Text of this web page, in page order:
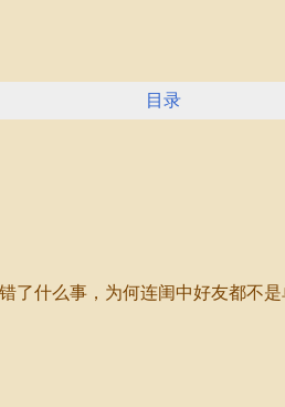
目录
什么事，为何连闺中好友都不是